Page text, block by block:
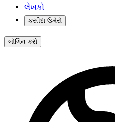
લેખકો
કસીદા ઉમેરો
લોગિન કરો